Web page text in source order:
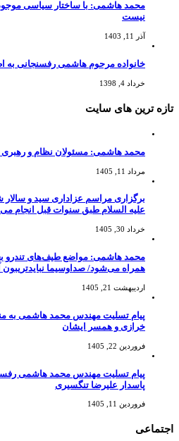
محمد هاشمی: با ساختار سیاسی
نیست
آذر 11, 1403
خانواده مرحوم هاشمی رفسنجانی به
خرداد 4, 1398
تازه ترین های سایت
محمد هاشمی: مسئولان نظام و رهبری
مرداد 11, 1405
برگزاری مراسم عزاداری سید و سالار
علیه السلام طبق سنوات قبل انجام
خرداد 30, 1405
محمد هاشمی: مواضع طیف‌های تندرو
همراه می‌شود/ صداوسیما نبایدتریبون
اردیبهشت 21, 1405
پیام تسلیت مهندس محمد هاشمی به
خرازی و همسر ایشان
فروردین 22, 1405
پیام تسلیت مهندس محمد هاشمی
پاسدار علیرضا تنگسیری
فروردین 11, 1405
اجتماعی